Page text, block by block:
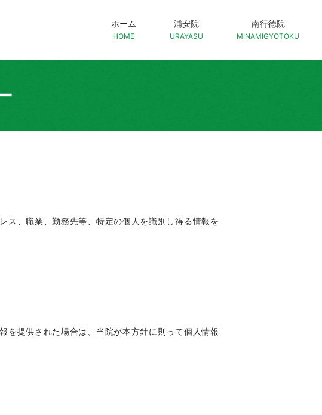
ホーム
HOME
浦安院
URAYASU
南行徳院
MINAMIGYOTOKU
ス、職業、勤務先等、特定の個人を識別し得る情報を
を提供された場合は、当院が本方針に則って個人情報